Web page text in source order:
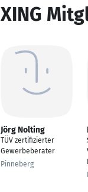
XING
Jörg Nolting
TÜV zertifizierter
Gewerbeberater
Pinneberg